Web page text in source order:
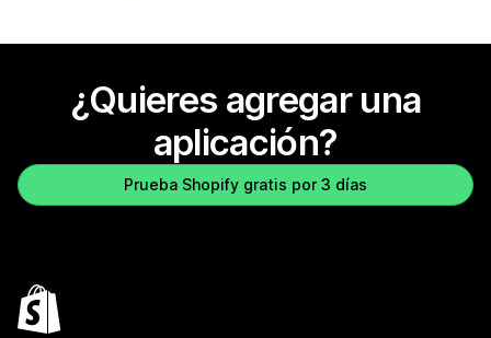
¿Quieres agregar una
aplicación?
Prueba Shopify gratis por 3 días